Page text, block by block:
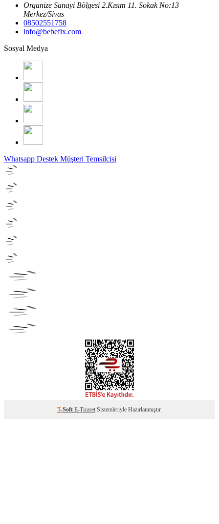
Organize Sanayi Bölgesi 2.Kısım 11. Sokak No:13
Merkez/Sivas
08502551758
info@bebefix.com
Sosyal Medya
Whatsapp Destek Müşteri Temsilcisi
T-Soft E-Ticaret Sistemleriyle Hazırlanmıştır.